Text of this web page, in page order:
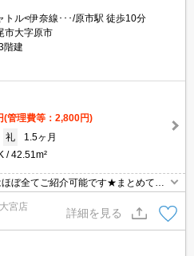
トル<伊奈線･･･/原市駅 徒歩10分
市大字原市
階建
(管理費等：2,800円)
礼
1.5ヶ月
42.51m²
ぼ全てご紹介可能です★まとめてご
報量地域No１の★タウンハウジング
宮店
詳細を見る